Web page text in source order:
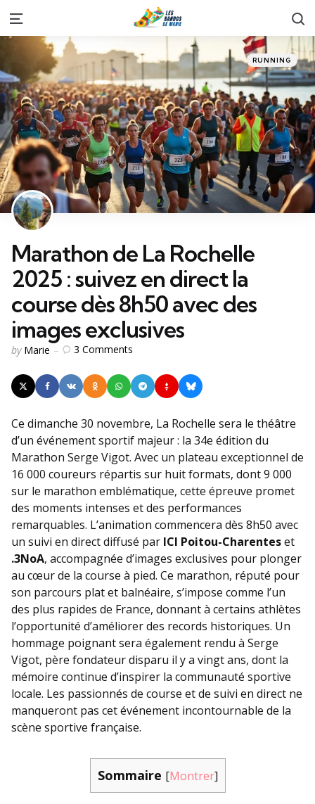
Menu
Categories
Posted
in
RUNNING
Marathon de La Rochelle
2025 : suivez en direct la
course dès 8h50 avec des
images exclusives
Posted
by Marie 3 Comments
Ce dimanche 30 novembre, La Rochelle sera le théâtre
d’un événement sportif majeur : la 34e édition du
Marathon Serge Vigot. Avec un plateau exceptionnel de
16 000 coureurs répartis sur huit formats, dont 9 000
sur le marathon emblématique, cette épreuve promet
des moments intenses et des performances
remarquables. L’animation commencera dès 8h50 avec
un suivi en direct diffusé par ICI Poitou-Charenteset
.3NoA, accompagnée d’images exclusives pour plonger
au cœur de la course à pied. Ce marathon, réputé pour
son parcours plat et balnéaire, s’impose comme l’un
des plus rapides de France, donnant à certains athlètes
l’opportunité d’améliorer des records historiques. Un
hommage poignant sera également rendu à Serge
Vigot, père fondateur disparu il y a vingt ans, dont la
mémoire continue d’inspirer la communauté sportive
locale. Les passionnés de course et de suivi en direct ne
manqueront pas cet événement incontournable de la
scène sportive française.
Sommaire [Montrer]